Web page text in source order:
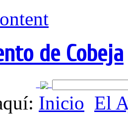
de Cobeja
Inicio El